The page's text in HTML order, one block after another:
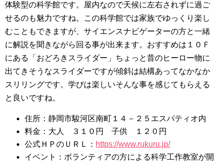
体験型の科学館です。屋内なので天候に左右されずに過ご
せるのも魅力ですね。この科学館では家族でゆっくり楽し
むこともできますが、サイエンスナビゲーターの方と一緒
に解説を聞きながら回る事が出来ます。おすすめは１０Ｆ
にある「おどろきスライダー」ちょっと昔のヒーロー物に
出てきそうなスライダーですが傾斜は結構あってなかなか
スリリングです。学びは楽しいそんな事を感じてもらえる
と良いですね。
住所：静岡市駿河区南町１４－２５エスパティオ内
料金：大人 ３１０円 子供 １２０円
公式ＨＰのＵＲＬ： https://www.rukuru.jp/
イベント：ボランティアの方による科学工作教室が開